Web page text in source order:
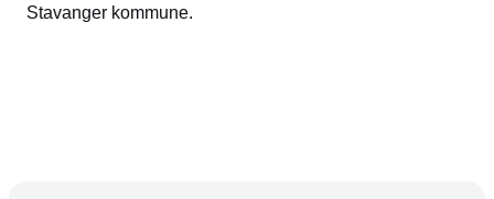
Stavanger kommune.